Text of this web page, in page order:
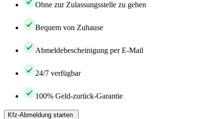
Ohne zur Zulassungsstelle zu gehen
Bequem von Zuhause
Abmeldebescheinigung per E-Mail
24/7 verfügbar
100% Geld-zurück-Garantie
Kfz-Abmeldung starten